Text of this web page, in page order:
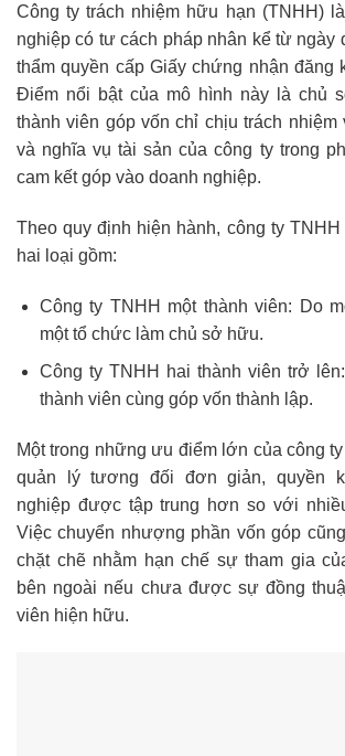
Công ty trách nhiệm hữu hạn (TNHH)
nghiệp có tư cách pháp nhân kể từ
thẩm quyền cấp Giấy chứng nhận đăng
Điểm nổi bật của mô hình này là chủ
thành viên góp vốn chỉ chịu trách nhiệm
và nghĩa vụ tài sản của công ty trong
cam kết góp vào doanh nghiệp.
Theo quy định hiện hành, công ty
hai loại gồm:
Công ty TNHH một thành viên: Do
một tổ chức làm chủ sở hữu.
Công ty TNHH hai thành viên trở
thành viên cùng góp vốn thành lập.
Một trong những ưu điểm lớn của công
quản lý tương đối đơn giản, quyền
nghiệp được tập trung hơn so với
Việc chuyển nhượng phần vốn góp
chặt chẽ nhằm hạn chế sự tham gia
bên ngoài nếu chưa được sự đồng
viên hiện hữu.